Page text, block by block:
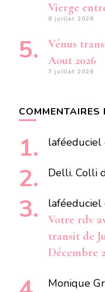
Vierge
8 juillet 2026
Vénus
Aout 2026
7 juillet 2026
COMMENTAIRES
laféeduciel
Delli. Colli
laféeduciel
Votre rdv
transit de
Décembre
Monique